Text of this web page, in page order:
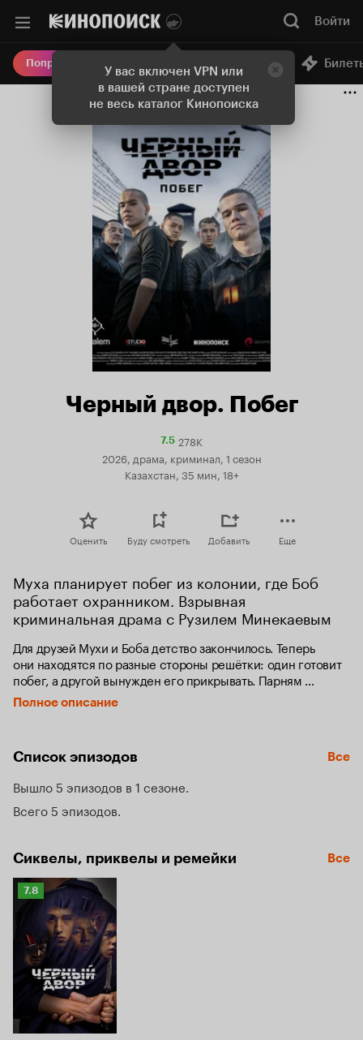
У вас включен VPN или
в вашей стране доступен
не весь каталог Кинопоиска
Войти
Попробовать Плюс Онлайн-кинотеатр
Черный двор. Побег
7.5Рейтинг
Кинопоиска
7.5
278K
2026, драма, криминал, 1 сезон
Казахстан, 35 мин, 18+
Оценить Буду смотреть Добавить Еще
Муха планирует побег из колонии, где Боб
работает охранником. Взрывная
криминальная драма с Рузилем Минекаевым
Для друзей Мухи и Боба детство закончилось. Теперь
они находятся по разные стороны решётки: один готовит
побег, а другой вынужден его прикрывать. Парням
предстоит сделать тяжёлый выбор между совестью
и понятиями, ведь от этого зависит, кто из них выйдет
Полное описание
Список эпизодов Все
Вышло 5 эпизодов в 1 сезоне
Всего 5 эпизодов
Сиквелы, приквелы и ремейки Все
Рейтинг
Кинопоиска
7.8